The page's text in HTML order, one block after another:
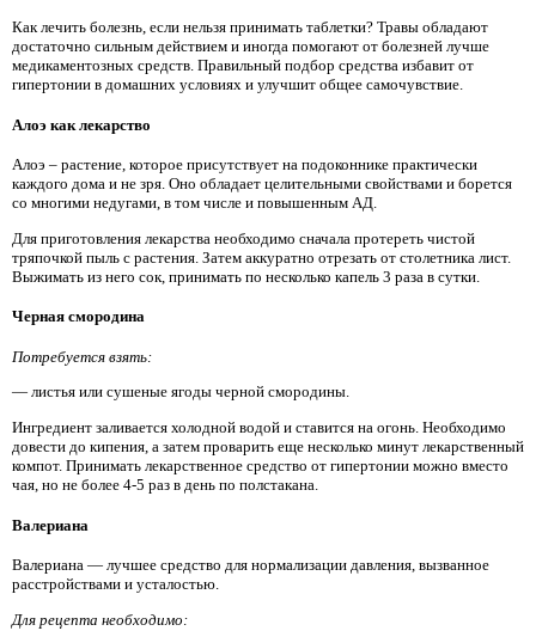
Как лечить болезнь, если нельзя принимать таблетки? Травы обладают
достаточно сильным действием и иногда помогают от болезней лучше
медикаментозных средств. Правильный подбор средства избавит от
гипертонии в домашних условиях и улучшит общее самочувствие.
Алоэ как лекарство
Алоэ – растение, которое присутствует на подоконнике практически
каждого дома и не зря. Оно обладает целительными свойствами и борется
со многими недугами, в том числе и повышенным АД.
Для приготовления лекарства необходимо сначала протереть чистой
тряпочкой пыль с растения. Затем аккуратно отрезать от столетника лист.
Выжимать из него сок, принимать по несколько капель 3 раза в сутки.
Черная смородина
Потребуется взять:
— листья или сушеные ягоды черной смородины.
Ингредиент заливается холодной водой и ставится на огонь. Необходимо
довести до кипения, а затем проварить еще несколько минут лекарственный
компот. Принимать лекарственное средство от гипертонии можно вместо
чая, но не более 4-5 раз в день по полстакана.
Валериана
Валериана — лучшее средство для нормализации давления, вызванное
расстройствами и усталостью.
Для рецепта необходимо: